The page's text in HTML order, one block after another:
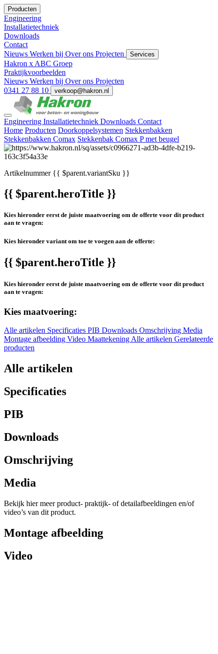
Producten
Engineering
Installatietechniek
Downloads
Contact
Nieuws Werken bij Over ons Projecten Services
Hakron x ABC Groep
Praktijkvoorbeelden
Nieuws Werken bij Over ons Projecten
0341 27 88 10
verkoop@hakron.nl
Engineering Installatietechniek Downloads Contact
Home Producten Doorkoppelsystemen Stekkenbakken
Stekkenbakken Comax Stekkenbak Comax P met beugel
Artikelnummer{{ $parent.variantSku }}
{{ $parent.heroTitle }}
Kies hieronder eerst de juiste maatvoering om de offerte voor dit product
aan te vragen:
Kies hieronder variant om toe te voegen aan de offerte:
{{ $parent.heroTitle }}
Kies hieronder eerst de juiste maatvoering om de offerte voor dit product
aan te vragen:
Kies maatvoering:
Alle artikelen Specificaties PIB Downloads Omschrijving Media
Montage afbeelding Video MaattekeningAlle artikelen Gerelateerde
producten
Alle artikelen
Specificaties
PIB
Downloads
Omschrijving
Media
Bekijk hier meer product- praktijk- of detailafbeeldingen en/of
video’s van dit product.
Montage afbeelding
Video